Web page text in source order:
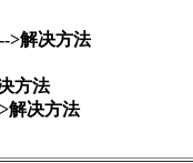
>解决方法
方法